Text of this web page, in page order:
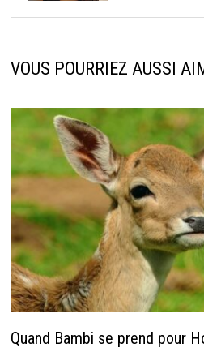
VOUS POURRIEZ AUSSI
Quand Bambi se prend pour